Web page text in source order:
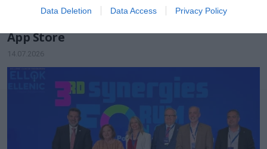
Data Deletion Data Access Privacy Policy
ΤΕΧΝΟΛΟΓΙΕΣ
App Store
14.07.2026